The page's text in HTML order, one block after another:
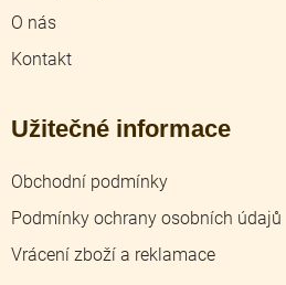
O nás
Kontakt
Užitečné informace
Obchodní podmínky
Podmínky ochrany osobních údajů
Vrácení zboží a reklamace